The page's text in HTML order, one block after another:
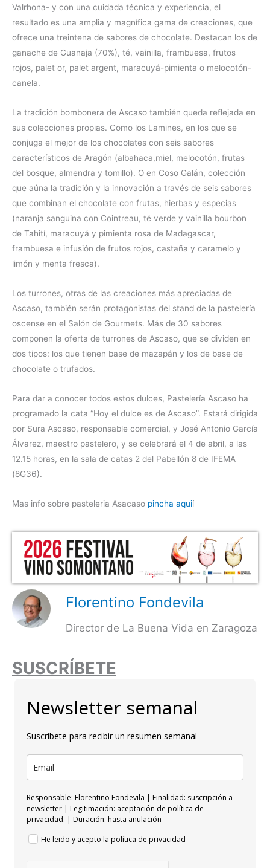
Valrhona- y con una cuidada técnica y experiencia, el
resultado es una amplia y magnífica gama de creaciones, que
ofrece una treintena de sabores de chocolate. Destacan los de
ganache de Guanaja (70%), té, vainilla, frambuesa, frutos
rojos, palet or, palet argent, maracuyá-pimienta o melocotón-
canela.
La tradición bombonera de Ascaso también queda reflejada en
sus colecciones propias. Como los Lamines, en los que se
conjuga el mejor de los chocolates con seis sabores
característicos de Aragón (albahaca,miel, melocotón, frutas
del bosque, almendra y tomillo). O en Coso Galán, colección
que aúna la tradición y la innovación a través de seis sabores
que combinan el chocolate con frutas, hierbas y especias
(naranja sanguina con Cointreau, té verde y vainilla bourbon
de Tahití, maracuyá y pimienta rosa de Madagascar,
frambuesa e infusión de frutos rojos, castaña y caramelo y
limón y menta fresca).
Los turrones, otras de las creaciones más apreciadas de
Ascaso, también serán protagonistas del stand de la pastelería
oscense en el Salón de Gourmets. Más de 30 sabores
componen la oferta de turrones de Ascaso, que se dividen en
dos tipos: los que tienen base de mazapán y los de base de
chocolate o trufados.
Para dar a conocer todos estos dulces, Pastelería Ascaso ha
programado la cata “Hoy el dulce es de Ascaso”. Estará dirigida
por Sura Ascaso, responsable comercial, y José Antonio García
Álvarez, maestro pastelero, y se celebrará el 4 de abril, a las
12.15 horas, en la sala de catas 2 del Pabellón 8 de IFEMA
(8G36).
Mas info sobre pasteleria Asacaso pincha aquií
Florentino Fondevila
Director de La Buena Vida en Zaragoza
SUSCRÍBETE
Newsletter semanal
Suscríbete para recibir un resumen semanal
Responsable: Florentino Fondevila | Finalidad: suscripción a
newsletter | Legitimación: aceptación de política de
privacidad. | Duración: hasta anulación
He leido y acepto la política de privacidad